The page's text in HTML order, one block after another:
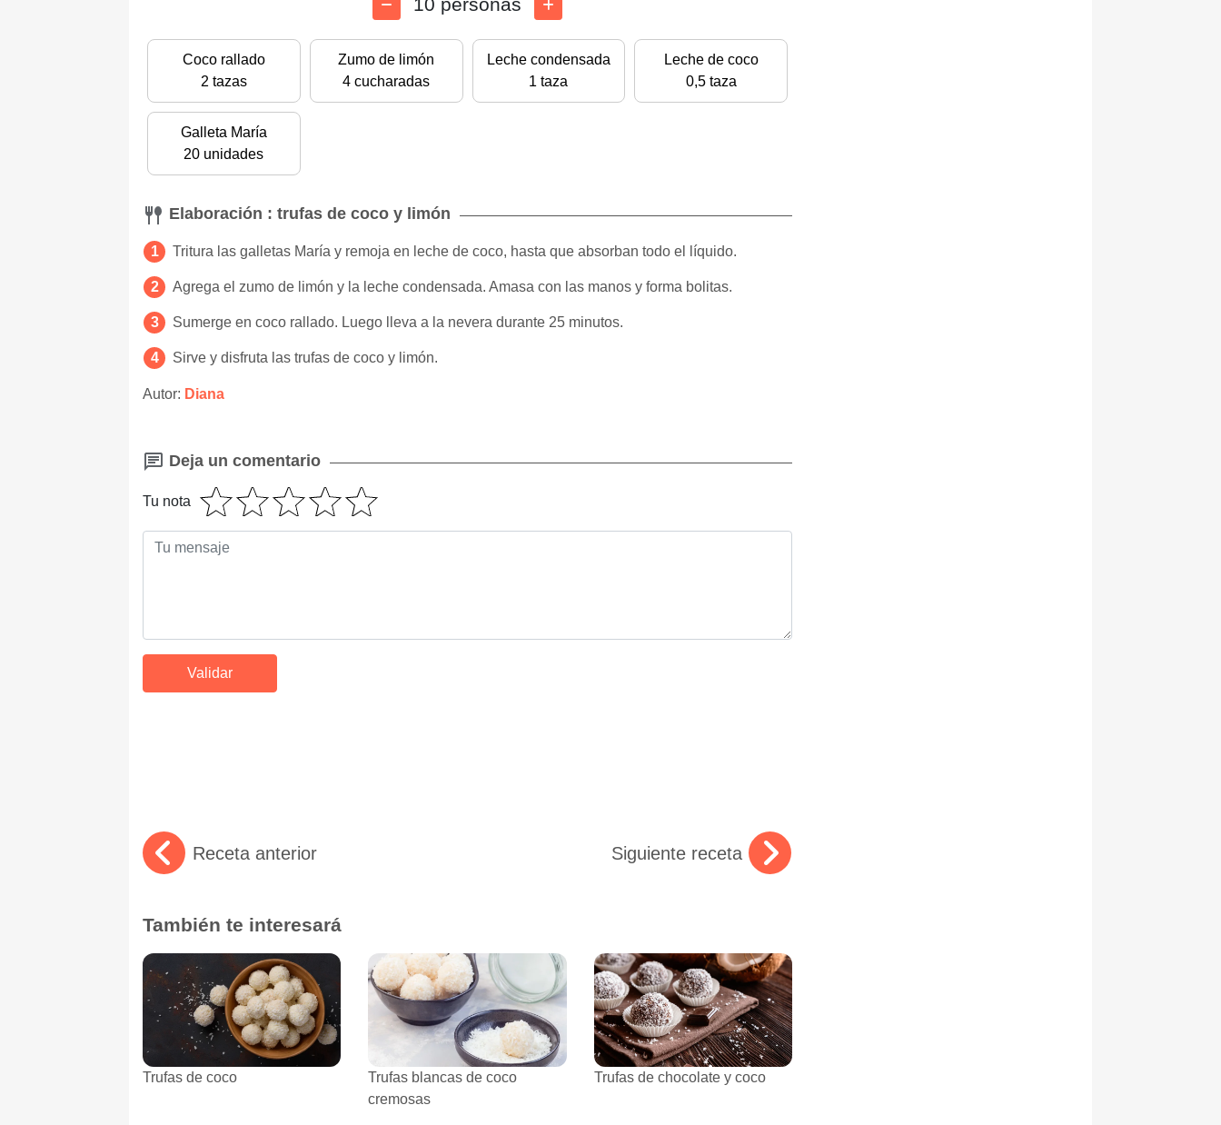
10 personas
Coco rallado
2 tazas
Zumo de limón
4 cucharadas
Leche condensada
1 taza
Leche de coco
0,5 taza
Galleta María
20 unidades
Elaboración : trufas de coco y limón
Tritura las galletas María y remoja en leche de coco, hasta que absorban todo el líquido.
Agrega el zumo de limón y la leche condensada. Amasa con las manos y forma bolitas.
Sumerge en coco rallado. Luego lleva a la nevera durante 25 minutos.
Sirve y disfruta las trufas de coco y limón.
Autor: Diana
Deja un comentario
Tu nota
Receta anterior Siguiente receta
También te interesará
Trufas de coco
Trufas blancas de coco
cremosas
Trufas de chocolate y coco